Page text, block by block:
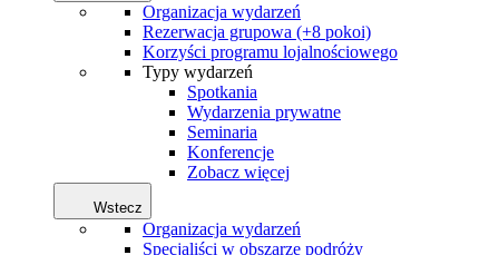
Organizacja wydarzeń
Rezerwacja grupowa (+8 pokoi)
Korzyści programu lojalnościowego
Typy wydarzeń
Spotkania
Wydarzenia prywatne
Seminaria
Konferencje
Zobacz więcej
Wstecz
Organizacja wydarzeń
Specjaliści w obszarze podróży